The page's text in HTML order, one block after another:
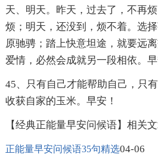
天、明天。昨天，过去了，不再
烦；明天，还没到，烦不着。选
原驰骋；踏上快意坦途，就要远
爱情，必然会成就另一段相依。早
45、只有自己才能帮助自己，只
收获自家的玉米。早安！
【经典正能量早安问候语】相关文
正能量早安问候语35句精选04-06